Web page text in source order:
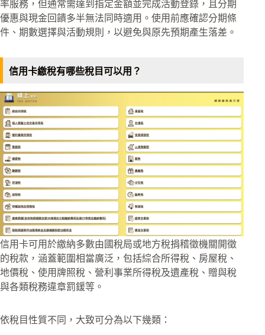
率服務，但通常需達到指定金額並完成活動登錄，且分期
優惠與現金回饋多半無法同時適用。使用前應確認分期條
件、期數選擇與活動規則，以避免與原先預期產生落差。
信用卡繳稅有哪些稅目可以用？
信用卡可用於繳納多數由國稅局或地方稅捐稽徵機關開徵
的稅款，涵蓋範圍相當廣泛，包括綜合所得稅、房屋稅、
地價稅、使用牌照稅、營利事業所得稅及遺產稅、贈與稅
與各類稅務違章罰鍰等。
依稅目性質不同，大致可分為以下幾類：